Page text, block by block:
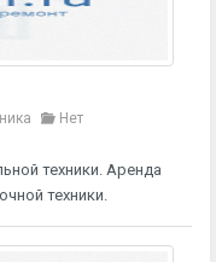
Нет
техники. Аренда
техники.